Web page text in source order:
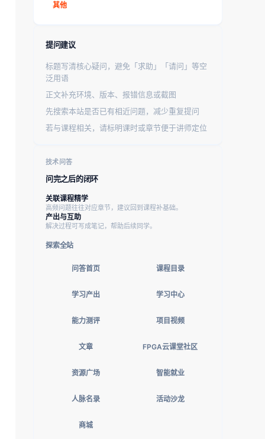
其他
提问建议
标题写清核心疑问，避免「求助」「请问」等空
泛用语
正文补充环境、版本、报错信息或截图
先搜索本站是否已有相近问题，减少重复提问
若与课程相关，请标明课时或章节便于讲师定位
技术问答
问完之后的闭环
关联课程精学
高频问题往往对应章节，建议回到课程补基础。
产出与互助
解决过程可写成笔记，帮助后续同学。
探索全站
问答首页 课程目录
学习产出 学习中心
能力测评 项目视频
文章 FPGA云课堂社区
资源广场 智能就业
人脉名录 活动沙龙
商城